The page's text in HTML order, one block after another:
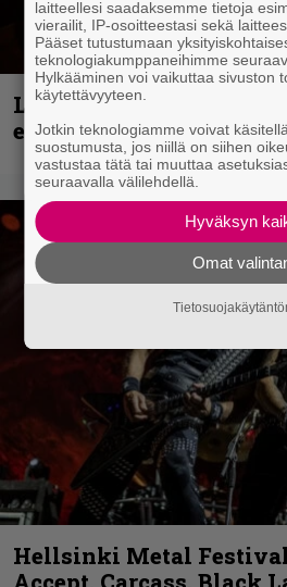
Loppuvuoden Hellsinki
esiintyjät julki
Hellsinki Metal
Accept, Carcass, Black
laitteellesi saadaksemme tietoja
vierailit, IP-osoitteestasi sekä
Pääset tutustumaan
teknologiakumppaneihimme
Hylkääminen voi vaikuttaa sivuston
käytettävyyteen.
Jotkin teknologiamme voivat
suostumusta, jos niillä on siihen
vastustaa tätä tai muuttaa
seuraavalla välilehdellä.
Hyväksyn
Omat